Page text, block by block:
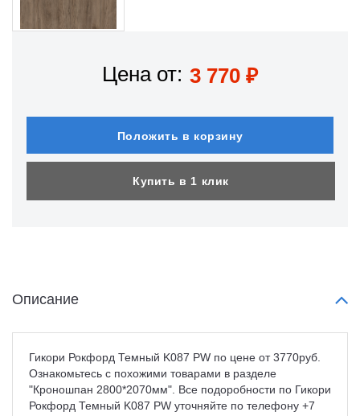
Цена от: 3 770 ₽
Положить в корзину
Купить в 1 клик
Описание
Гикори Рокфорд Темный K087 PW по цене от 3770руб.
Ознакомьтесь с похожими товарами в разделе
"Кроношпан 2800*2070мм". Все подоробности по Гикори
Рокфорд Темный K087 PW уточняйте по телефону +7